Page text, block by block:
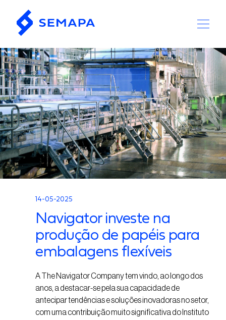
14-05-2025
Navigator investe na
produção de papéis para
embalagens flexíveis
A The Navigator Company tem vindo, ao longo dos
anos, a destacar-se pela sua capacidade de
antecipar tendências e soluções inovadoras no setor,
com uma contribuição muito significativa do Instituto